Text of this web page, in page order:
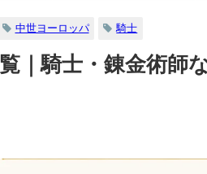
中世ヨーロッパ 騎士
｜騎士・錬金術師